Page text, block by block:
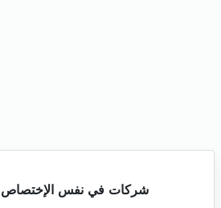
شركات في نفس الإختصاص